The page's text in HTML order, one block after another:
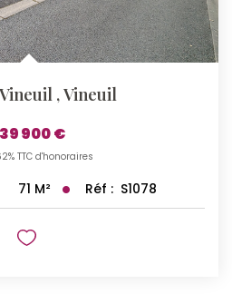
,Vineuil
900 €
TTC d'honoraires
71 M² Réf : S1078